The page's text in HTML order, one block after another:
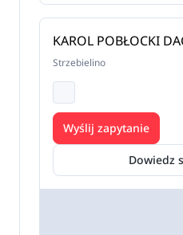
KAROL POBŁOCKI
Strzebielino
Dowiedz
Wyślij zapytanie